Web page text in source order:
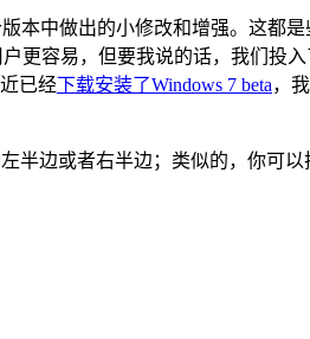
本中做出的小修改和增强。这都
更容易，但要我说的话，我们投
已经下载安装了Windows 7 beta，
半边或者右半边；类似的，你可